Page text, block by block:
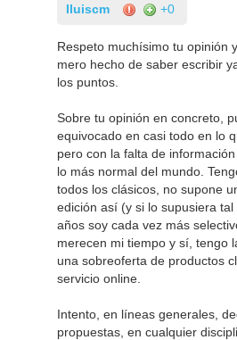
lluiscm +0
Respeto muchísimo tu opinión
mero hecho de saber escribir
los puntos.
Sobre tu opinión en concreto,
equivocado en casi todo en lo
pero con la falta de
lo más normal del mundo.
todos los clásicos, no supone
edición así (y si lo supusiera
años soy cada vez más
merecen mi tiempo y sí, tengo
una sobreoferta de productos
servicio online.
Intento, en líneas generales,
propuestas, en cualquier